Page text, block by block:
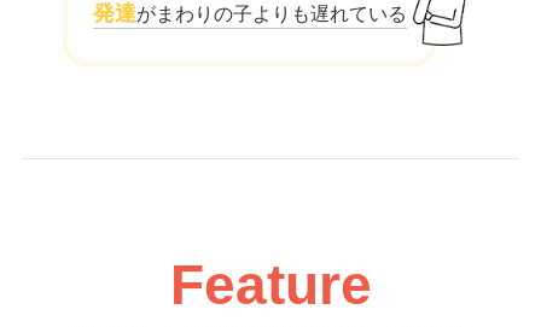
発達がまわりの子よりも遅れている
Feature